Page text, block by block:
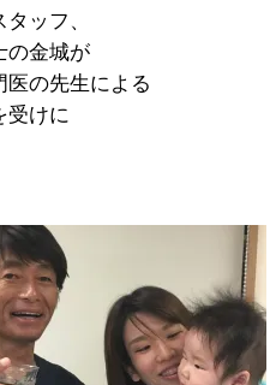
ッフ、
の金城が
医の先生による
受けに